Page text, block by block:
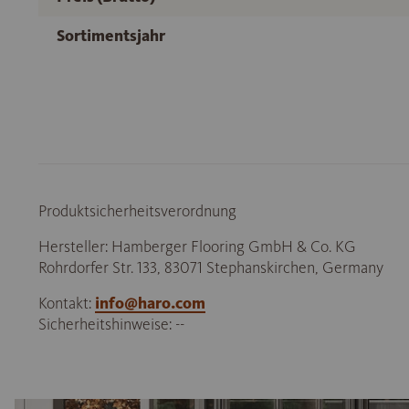
Sortimentsjahr
Produktsicherheitsverordnung
Hersteller: Hamberger Flooring GmbH & Co. KG
Rohrdorfer Str. 133, 83071 Stephanskirchen, Germany
Kontakt: info@haro.com
Sicherheitshinweise: --